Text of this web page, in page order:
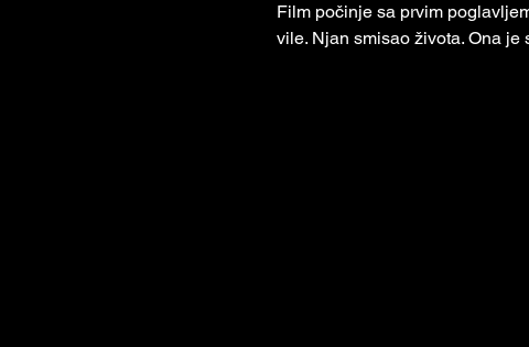
Film počinje sa prvim
vile. Njan smisao života. Ona